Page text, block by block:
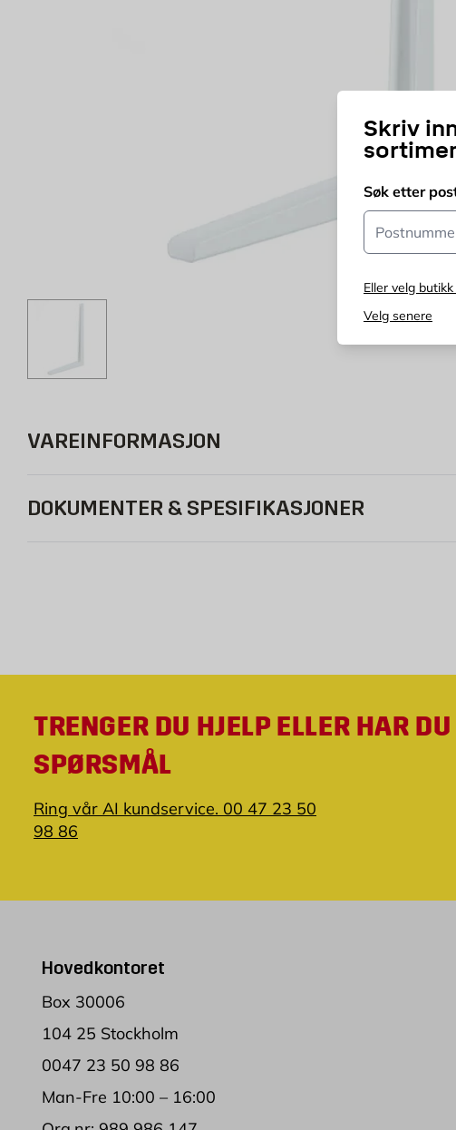
Skriv
Søk etter
Postnummer
Eller velg
Velg senere
VAREINFORMASJON
DOKUMENTER & SPESIFIKASJONER
TRENGER DU HJELP ELLER HAR
SPØRSMÅL
Ring vår AI kundservice. 00 47 23 50
98 86
Hovedkontoret
Box 30006
104 25 Stockholm
0047 23 50 98 86
Man-Fre 10:00 – 16:00